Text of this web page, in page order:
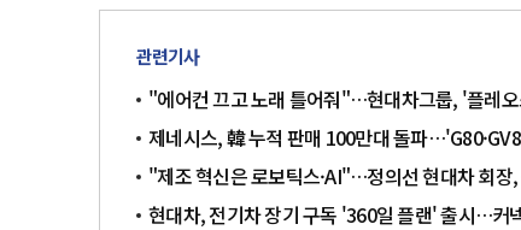
관련기사
"에어컨 끄고 노래 틀어줘"…현대차그룹, '플레
제네시스, 韓 누적 판매 100만대 돌파
"제조 혁신은 로보틱스·AI"…정의선 현대차 회장
현대차, 전기차 장기 구독 '360일 플랜' 출시…커